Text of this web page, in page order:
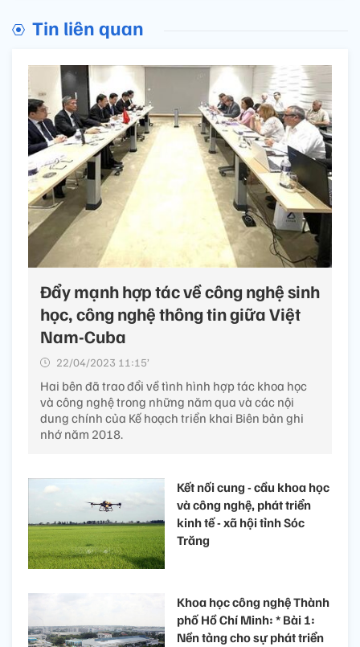
Tin liên quan
Đẩy mạnh hợp tác về công nghệ sinh
học, công nghệ thông tin giữa Việt
Nam-Cuba
22/04/2023 11:15’
Hai bên đã trao đổi về tình hình hợp tác khoa học
và công nghệ trong những năm qua và các nội
dung chính của Kế hoạch triển khai Biên bản ghi
nhớ năm 2018.
Kết nối cung - cầu khoa học
và công nghệ, phát triển
kinh tế - xã hội tỉnh Sóc
Trăng
Khoa học công nghệ Thành
phố Hồ Chí Minh: * Bài 1:
Nền tảng cho sự phát triển